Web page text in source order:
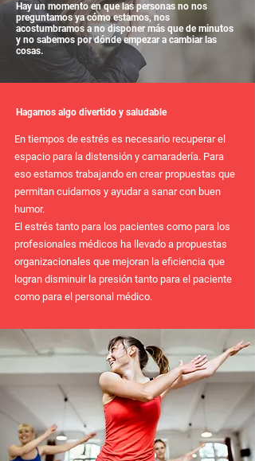
Hay un momento en que las personas no nos
preguntamos ya cómo estamos, nos
acostumbramos a no disponer más que de minutos
y no sabemos por dónde empezar a cambiar las
cosas.
Hagamos algo divertido y saludable
En tiempos de estrés es necesario recuperar el
espacio para la distensión y camaradería. Para
eso estamos trabajando en crear propuestas que
permitan cuidarnos y ayudar a sanar con buen
humor.
El estrés tanto para los pacientes como para los
profesionales médicos ha llevado a propuestas
organizacionales que mejoran la eficiencia que
logran disminuir la presión tanto para el paciente
como para el personal médico.